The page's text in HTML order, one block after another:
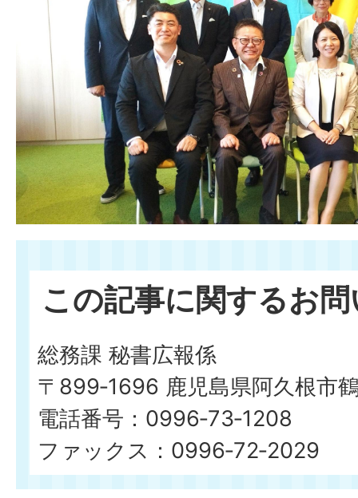
この記事に関するお
総務課 秘書広報係
〒899‐1696 鹿児島県阿久根市
電話番号：0996‐73‐1208
ファックス：0996‐72‐2029